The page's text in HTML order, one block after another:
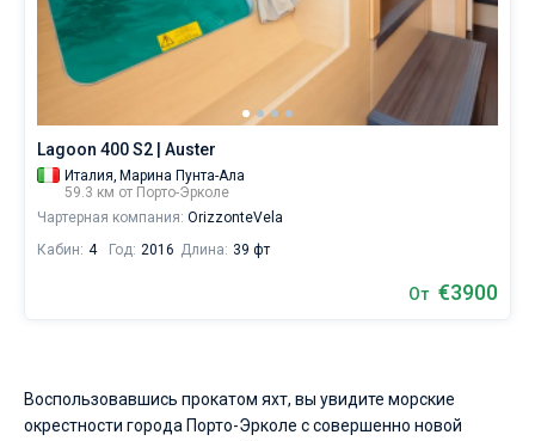
Lagoon 400 S2 | Auster
Италия, Марина Пунта-Ала
59.3 км от Порто-Эрколе
Чартерная компания: OrizzonteVela
Кабин: 4 Год: 2016 Длина: 39 фт
От €3900
Воспользовавшись прокатом яхт, вы увидите морские
окрестности города Порто-Эрколе с совершенно новой